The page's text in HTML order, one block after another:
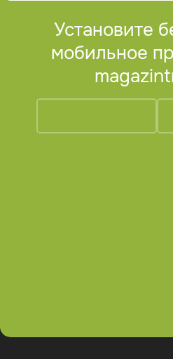
Установите
мобильное